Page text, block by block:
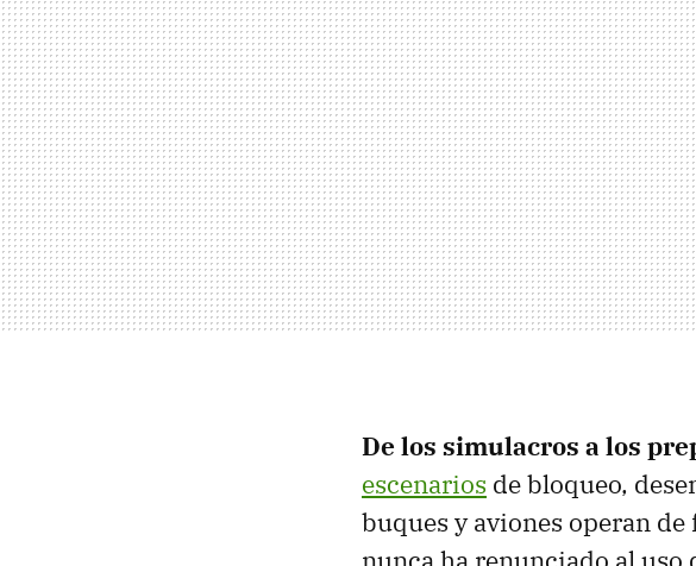
De los simulacros a los
escenarios de bloqueo,
buques y aviones operan